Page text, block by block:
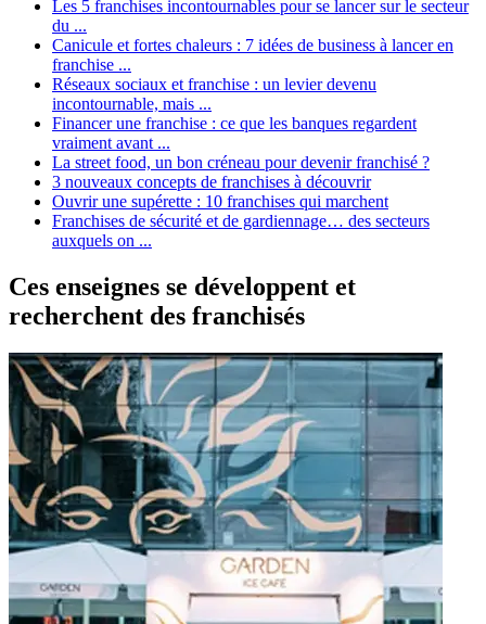
Les 5 franchises incontournables pour se lancer sur le secteur
du ...
Canicule et fortes chaleurs : 7 idées de business à lancer en
franchise ...
Réseaux sociaux et franchise : un levier devenu
incontournable, mais ...
Financer une franchise : ce que les banques regardent
vraiment avant ...
La street food, un bon créneau pour devenir franchisé ?
3 nouveaux concepts de franchises à découvrir
Ouvrir une supérette : 10 franchises qui marchent
Franchises de sécurité et de gardiennage… des secteurs
auxquels on ...
Ces enseignes se développent et
recherchent des franchisés